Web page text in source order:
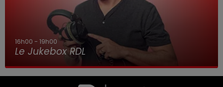
16h00 - 19h00
Le Jukebox RDL